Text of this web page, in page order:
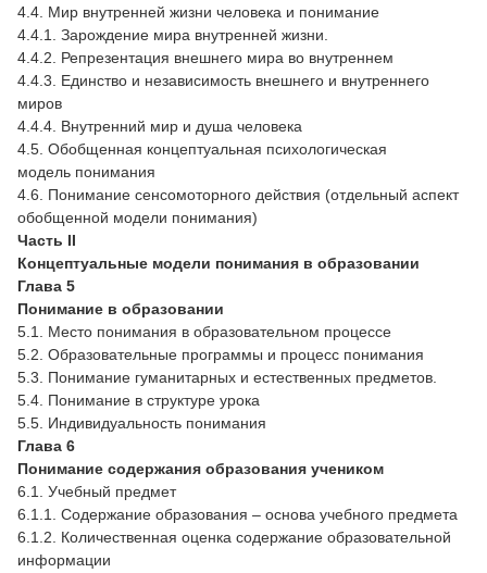
4.4. Мир внутренней жизни человека и понимание
4.4.1. Зарождение мира внутренней жизни.
4.4.2. Репрезентация внешнего мира во внутреннем
4.4.3. Единство и независимость внешнего и внутреннего
миров
4.4.4. Внутренний мир и душа человека
4.5. Обобщенная концептуальная психологическая
модель понимания
4.6. Понимание сенсомоторного действия (отдельный аспект
обобщенной модели понимания)
Часть II
Концептуальные модели понимания в образовании
Глава 5
Понимание в образовании
5.1. Место понимания в образовательном процессе
5.2. Образовательные программы и процесс понимания
5.3. Понимание гуманитарных и естественных предметов.
5.4. Понимание в структуре урока
5.5. Индивидуальность понимания
Глава 6
Понимание содержания образования учеником
6.1. Учебный предмет
6.1.1. Содержание образования – основа учебного предмета
6.1.2. Количественная оценка содержание образовательной
информации